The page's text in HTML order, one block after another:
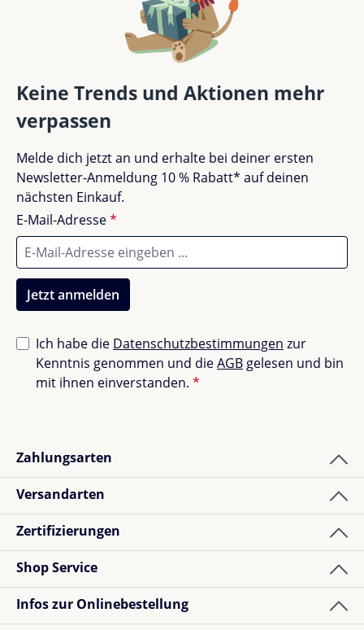
Bewertung schreiben
Keine Bewertungen gefunden. Teile deine
Erfahrungen mit anderen.
Keine Trends und Aktionen mehr
verpassen
Melde dich jetzt an und erhalte bei deiner ersten
Newsletter-Anmeldung 10 % Rabatt* auf deinen
nächsten Einkauf.
E-Mail-Adresse*
Jetzt anmelden
Ich habe die Datenschutzbestimmungen zur
Kenntnis genommen und dieAGB gelesen und bin
mit ihnen einverstanden. *
Zahlungsarten
Versandarten
Zertifizierungen
Shop Service
Infos zur Onlinebestellung